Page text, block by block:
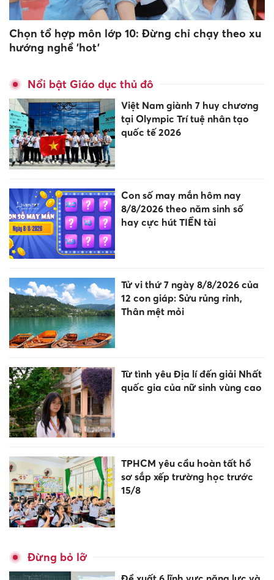
Chọn tổ hợp môn lớp 10: Đừng chỉ chạy theo xu
hướng nghề 'hot'
Nổi bật Giáo dục thủ đô
Việt Nam giành 7 huy chương
tại Olympic Trí tuệ nhân tạo
quốc tế 2026
Con số may mắn hôm nay
8/8/2026 theo năm sinh số
hay cực hút TIỀN tài
Tử vi thứ 7 ngày 8/8/2026 của
12 con giáp: Sửu rủng rỉnh,
Thân mệt mỏi
Từ tình yêu Địa lí đến giải Nhất
quốc gia của nữ sinh vùng cao
TPHCM yêu cầu hoàn tất hồ
sơ sắp xếp trường học trước
15/8
Đừng bỏ lỡ